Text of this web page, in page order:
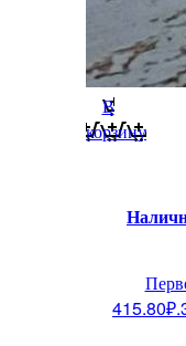
В
корзину
415.80₽.